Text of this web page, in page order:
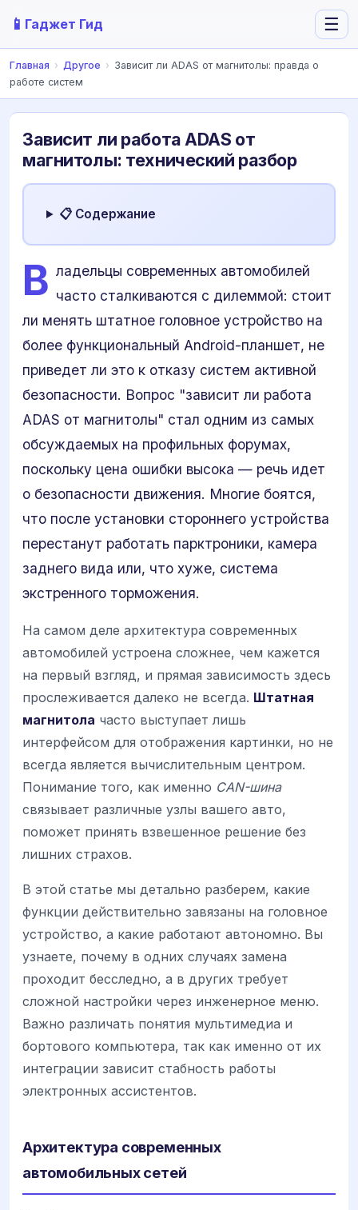
📱 Гаджет Гид ☰
Главная › Другое › Зависит ли ADAS от магнитолы: правда о
работе систем
Зависит ли работа ADAS от
магнитолы: технический разбор
📋 Содержание
В ладельцы современных автомобилей
часто сталкиваются с дилеммой: стоит
ли менять штатное головное устройство на
более функциональный Android-планшет, не
приведет ли это к отказу систем активной
безопасности. Вопрос "зависит ли работа
ADAS от магнитолы" стал одним из самых
обсуждаемых на профильных форумах,
поскольку цена ошибки высока — речь идет
о безопасности движения. Многие боятся,
что после установки стороннего устройства
перестанут работать парктроники, камера
заднего вида или, что хуже, система
экстренного торможения.
На самом деле архитектура современных
автомобилей устроена сложнее, чем кажется
на первый взгляд, и прямая зависимость здесь
прослеживается далеко не всегда. Штатная
магнитола часто выступает лишь
интерфейсом для отображения картинки, но не
всегда является вычислительным центром.
Понимание того, как именно CAN-шина
связывает различные узлы вашего авто,
поможет принять взвешенное решение без
лишних страхов.
В этой статье мы детально разберем, какие
функции действительно завязаны на головное
устройство, а какие работают автономно. Вы
узнаете, почему в одних случаях замена
проходит бесследно, а в других требует
сложной настройки через инженерное меню.
Важно различать понятия мультимедиа и
бортового компьютера, так как именно от их
интеграции зависит стабность работы
электронных ассистентов.
Архитектура современных
автомобильных сетей